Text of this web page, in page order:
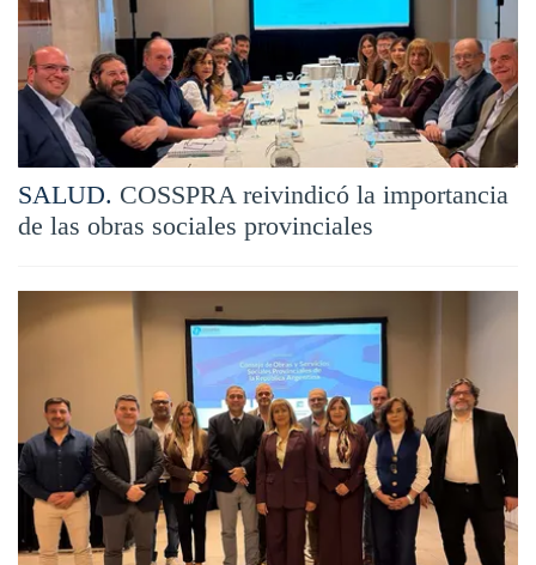
SALUD. COSSPRA reivindicó la importancia
de las obras sociales provinciales